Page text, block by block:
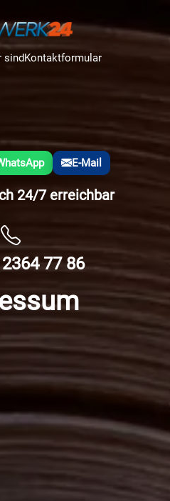
sindKontaktformular
E-Mail
24/7 erreichbar
77 86